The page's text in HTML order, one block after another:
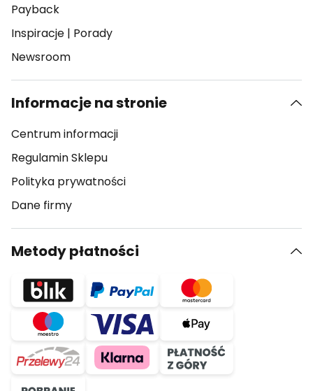
Payback
Inspiracje | Porady
Newsroom
Informacje na stronie
Centrum informacji
Regulamin Sklepu
Polityka prywatności
Dane firmy
Metody płatności